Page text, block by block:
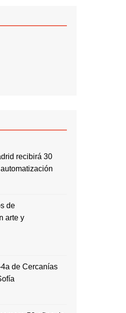
recibirá 30
de
arte y
de Cercanías